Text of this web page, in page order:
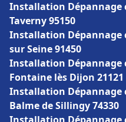
Installation Dépannage
Taverny 95150
Installation Dépannage
sur Seine 91450
Installation Dépannage
Fontaine lès Dijon 21121
Installation Dépannage
Balme de Sillingy 74330